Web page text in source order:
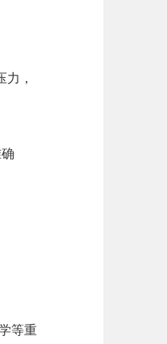
，
等重